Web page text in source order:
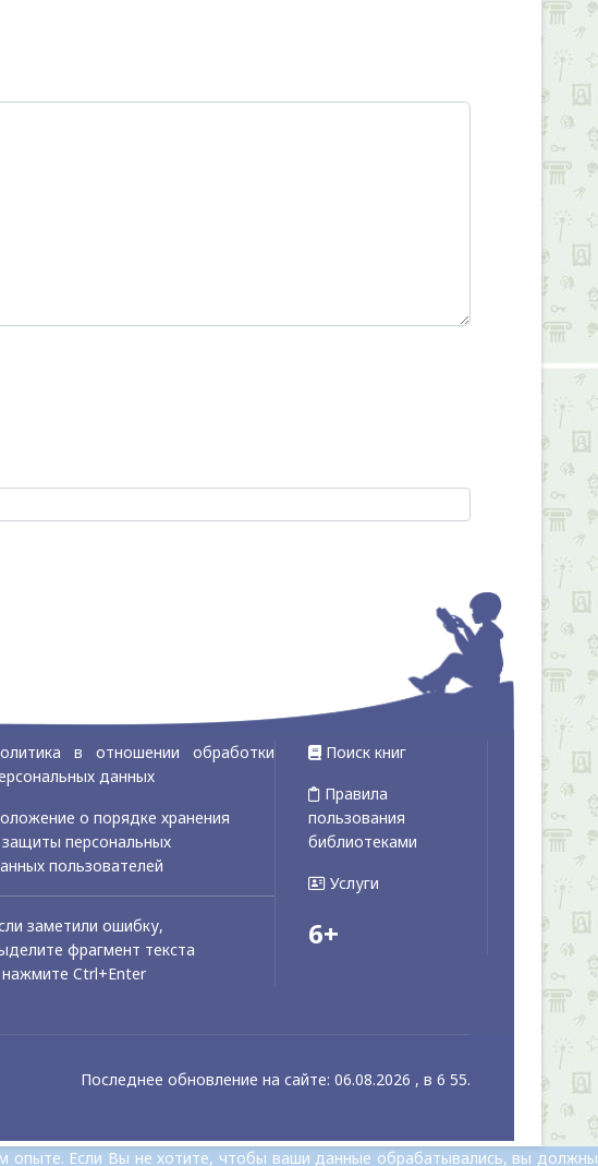
в отношении обработки
данных
о порядке хранения
персональных
пользователей
заметили ошибку,
фрагмент текста
Ctrl+Enter
Поиск книг
Правила
пользования
библиотеками
Услуги
6+
Последнее обновление на сайте: 06.08.2026 , в 6 55.
опыте. Если Вы не хотите, чтобы ваши данные обрабатывались, вы должны